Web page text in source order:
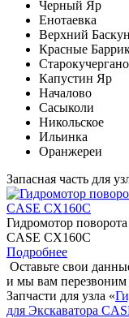
Черный Яр
Енотаевка
Верхний
Красные
Капустин Яр
Началово
Сасыколи
Никольское
Ильинка
Оранжереи
Запасная часть для
Гидромотор
CASE CX160C
Подробнее
Оставьте свои
и мы вам перезвоним
Запчасти для узла «
для Экскаватора